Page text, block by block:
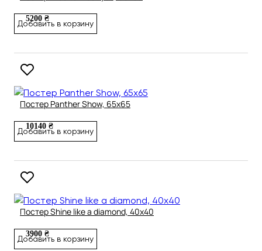
5200 ₴
Добавить в корзину
Постер Panther Show, 65х65
10140 ₴
Добавить в корзину
Постер Shine like a diamond, 40х40
3900 ₴
Добавить в корзину